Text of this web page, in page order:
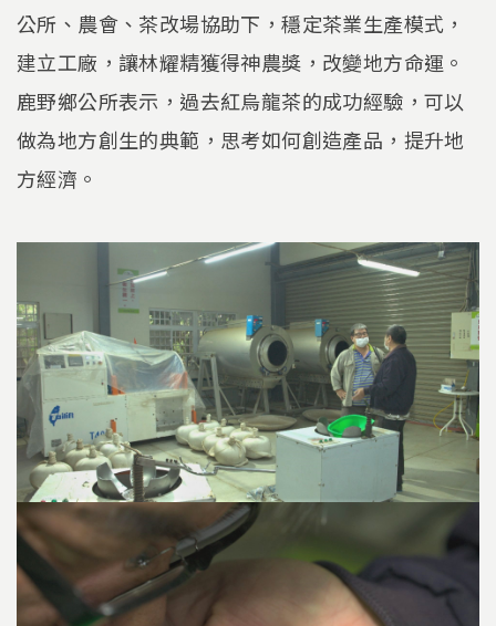
公所、農會、茶改場協助下，穩定茶業生產模式，
建立工廠，讓林耀精獲得神農獎，改變地方命運。
鹿野鄉公所表示，過去紅烏龍茶的成功經驗，可以
做為地方創生的典範，思考如何創造產品，提升地
方經濟。